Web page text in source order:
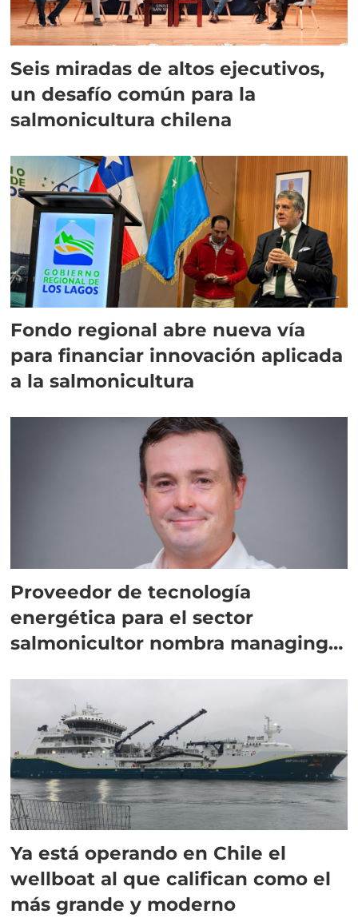
Seis miradas de altos ejecutivos,
un desafío común para la
salmonicultura chilena
Fondo regional abre nueva vía
para financiar innovación aplicada
a la salmonicultura
Proveedor de tecnología
energética para el sector
salmonicultor nombra managing
Ya está operando en Chile el
wellboat al que califican como el
más grande y moderno